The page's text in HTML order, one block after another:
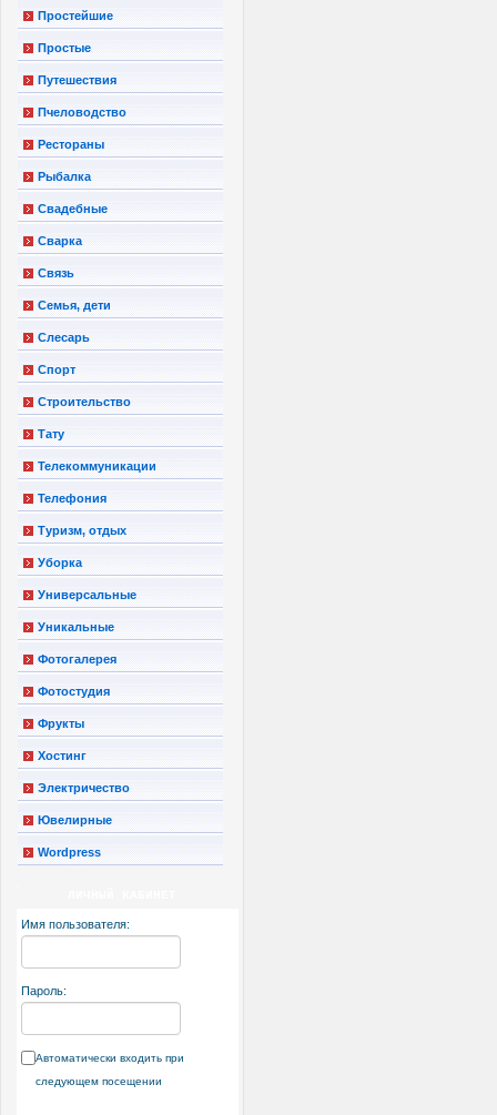
Простейшие
Простые
Путешествия
Пчеловодство
Рестораны
Рыбалка
Свадебные
Сварка
Связь
Семья, дети
Слесарь
Спорт
Строительство
Тату
Телекоммуникации
Телефония
Туризм, отдых
Уборка
Универсальные
Уникальные
Фотогалерея
Фотостудия
Фрукты
Хостинг
Электричество
Ювелирные
Wordpress
Имя пользователя:
Пароль:
Автоматически входить при
следующем посещении